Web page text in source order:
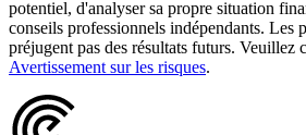
potentiel, d'analyser sa propre situation
conseils professionnels indépendants. Les
préjugent pas des résultats futurs. Veuillez
Avertissement sur les risques.